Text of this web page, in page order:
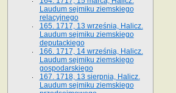
Laudum sejmiku ziemskiego
relacyjnego
165. 1717, 13 września, Halicz.
Laudum sejmiku ziemskiego
deputackiego
166. 1717, 14 września, Halicz.
Laudum sejmiku ziemskiego
gospodarskiego
167. 1718, 13 sierpnia, Halicz.
Laudum sejmiku ziemskiego